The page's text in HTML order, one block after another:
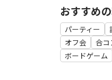
おすすめ
パーティー
オフ会
合コ
ボードゲーム